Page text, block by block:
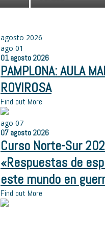
agosto 2026
ago 01
01 agosto 2026
PAMPLONA: AULA
ROVIROSA
Find out More
ago 07
07 agosto 2026
Curso Norte-Sur
«Respuestas de
este mundo en
Find out More